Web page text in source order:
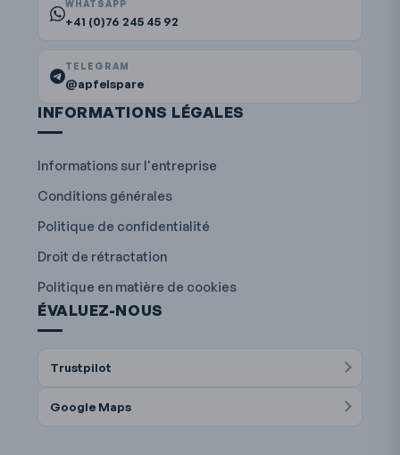
WHATSAPP
+41 (0)76 245 45 92
TELEGRAM
@apfelspare
INFORMATIONS LÉGALES
Informations sur l'entreprise
Conditions générales
Politique de confidentialité
Droit de rétractation
Politique en matière de cookies
ÉVALUEZ-NOUS
Trustpilot
Google Maps